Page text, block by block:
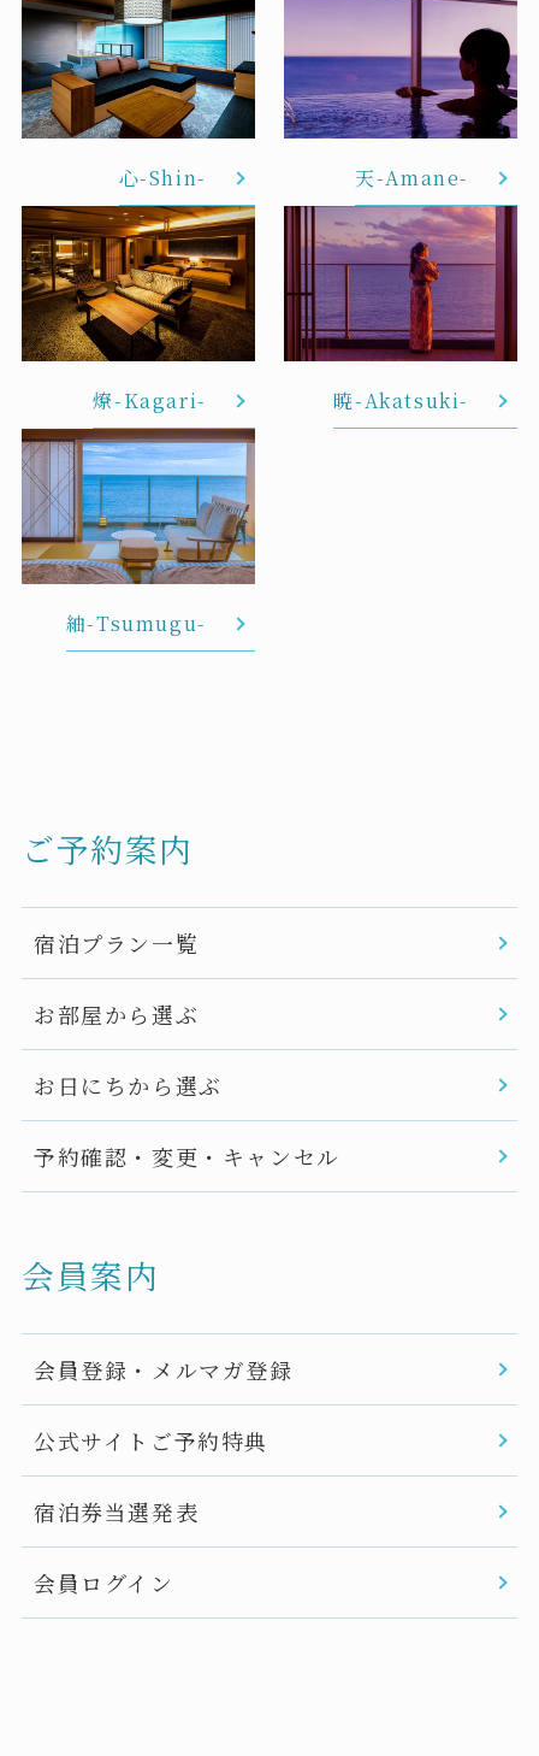
心-Shin- 天-Amane-
燎-Kagari- 暁-Akatsuki-
紬-Tsumugu-
ご予約案内
宿泊プラン一覧
お部屋から選ぶ
お日にちから選ぶ
予約確認・変更・キャンセル
会員案内
会員登録・メルマガ登録
公式サイトご予約特典
宿泊券当選発表
会員ログイン